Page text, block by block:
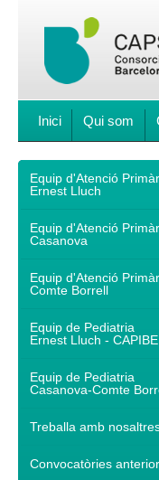
Inici Qui som
Equip d'Atenció
Ernest Lluch
Equip d'Atenció
Casanova
Equip d'Atenció
Comte Borrell
Equip de Pediatria
Ernest Lluch - CAPIBE
Equip de Pediatria
Casanova-Comte
Treballa amb
Convocatòries